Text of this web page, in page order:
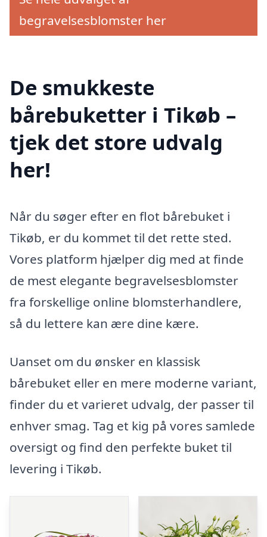
begravelsesblomster her
De smukkeste
bårebuketter i Tikøb –
tjek det store udvalg
her!
Når du søger efter en flot bårebuket i
Tikøb, er du kommet til det rette sted.
Vores platform hjælper dig med at finde
de mest elegante begravelsesblomster
fra forskellige online blomsterhandlere,
så du lettere kan ære dine kære.
Uanset om du ønsker en klassisk
bårebuket eller en mere moderne variant,
finder du et varieret udvalg, der passer til
enhver smag. Tag et kig på vores samlede
oversigt og find den perfekte buket til
levering i Tikøb.